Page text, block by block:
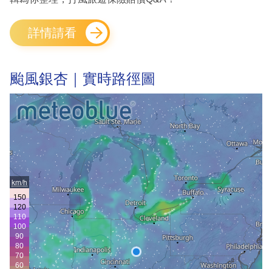
詳情請看
颱風銀杏｜實時路徑圖